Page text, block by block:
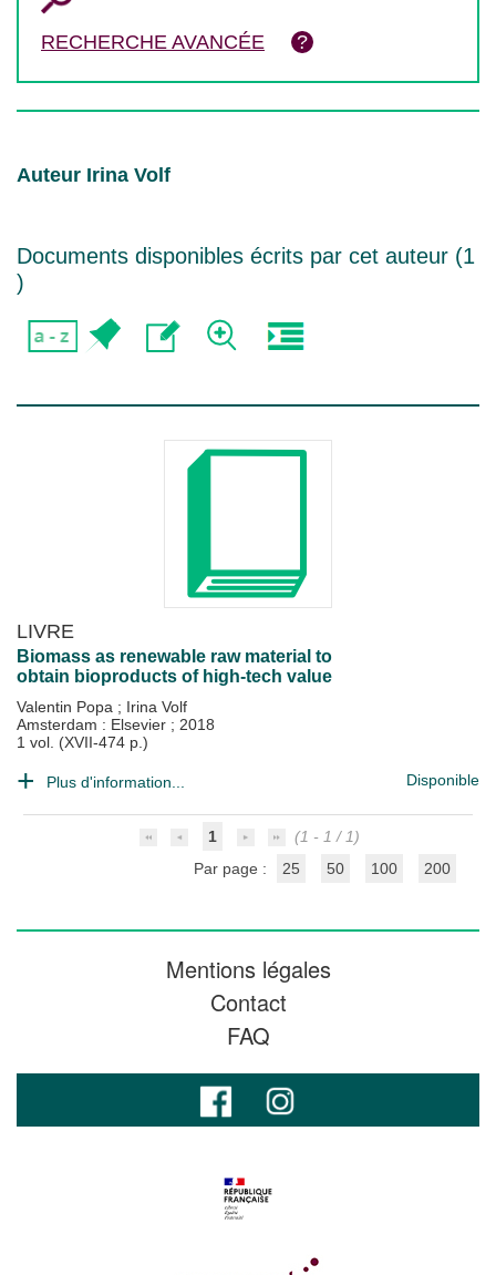
RECHERCHE AVANCÉE
Auteur Irina Volf
Documents disponibles écrits par cet auteur (1
)
LIVRE
Biomass as renewable raw material to
obtain bioproducts of high-tech value
Valentin Popa ; Irina Volf
Amsterdam : Elsevier ; 2018
1 vol. (XVII-474 p.)
Plus d'information... Disponible
1
(1 - 1 / 1)
Par page :
25 50 100 200
Mentions légales
Contact
FAQ